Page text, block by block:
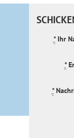
*Ihr
*
*